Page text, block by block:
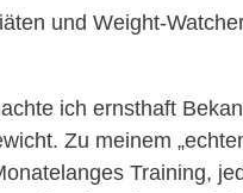
und Weight-
ich ernsthaft
Zu meinem
Training,